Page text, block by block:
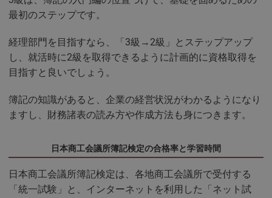
最初のステップです。
経理部門を目指すなら、「3級→2級」とステップアップ
し、就活時に2級を取得できるように計画的に資格取得を
目指すと良いでしょう。
簿記の知識があると、企業の経営状況がわかるようになり
ますし、財務諸表の読み方や作成方法も身につきます。
日本商工会議所簿記検定の合格率と学習時間
日本商工会議所簿記検定は、各地商工会議所で受付する
「統一試験」と、インターネットを利用した「ネット試